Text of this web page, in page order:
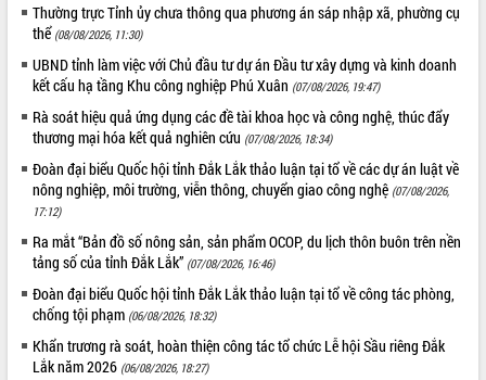
Đắk Lắk thời kỳ 2021-2030, tầm nhìn
đến năm 2050
Phát động chiến dịch 30 ngày đêm
giải phóng mặt bằng Tuyến đường bộ
ven biển
Đắk Lắk nỗ lực thúc đẩy tăng trưởng
kinh tế từ 10% trở lên trong Quý
II/2026
Đắk Lắk ký kết thỏa thuận hợp tác về
chuyển đổi số giai đoạn 2026 – 2030
với Tập đoàn Bưu chính Viễn thông
Việt Nam
Thứ trưởng Bộ Y tế làm việc với tỉnh
Đắk Lắk về phát triển nhân lực y tế
cho trạm y tế cấp xã
Du lịch Đắk Lắk nâng tầm trải nghiệm
Thường trực Tỉnh ủy chưa thông qua phương án sáp nhập xã, phường cụ
thể (08/08/2026, 11:30)
UBND tỉnh làm việc với Chủ đầu tư dự án Đầu tư xây dựng và kinh doanh
kết cấu hạ tầng Khu công nghiệp Phú Xuân (07/08/2026, 19:47)
Rà soát hiệu quả ứng dụng các đề tài khoa học và công nghệ, thúc đẩy
thương mại hóa kết quả nghiên cứu (07/08/2026, 18:34)
Đoàn đại biểu Quốc hội tỉnh Đắk Lắk thảo luận tại tổ về các dự án luật về
nông nghiệp, môi trường, viễn thông, chuyển giao công nghệ (07/08/2026,
17:12)
Ra mắt “Bản đồ số nông sản, sản phẩm OCOP, du lịch thôn buôn trên nền
tảng số của tỉnh Đắk Lắk” (07/08/2026, 16:46)
Đoàn đại biểu Quốc hội tỉnh Đắk Lắk thảo luận tại tổ về công tác phòng,
chống tội phạm (06/08/2026, 18:32)
Khẩn trương rà soát, hoàn thiện công tác tổ chức Lễ hội Sầu riêng Đắk
Lắk năm 2026 (06/08/2026, 18:27)